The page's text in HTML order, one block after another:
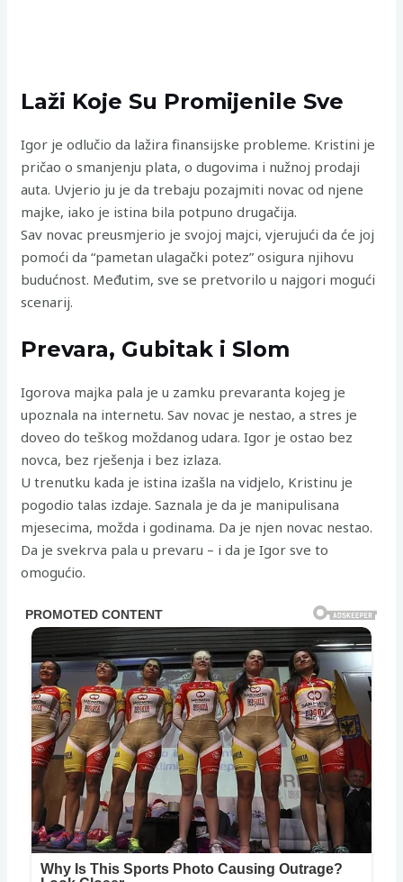
Laži Koje Su Promijenile Sve
Igor je odlučio da lažira finansijske probleme. Kristini je
pričao o smanjenju plata, o dugovima i nužnoj prodaji
auta. Uvjerio ju je da trebaju pozajmiti novac od njene
majke, iako je istina bila potpuno drugačija.
Sav novac preusmjerio je svojoj majci, vjerujući da će joj
pomoći da “pametan ulagački potez” osigura njihovu
budućnost. Međutim, sve se pretvorilo u najgori mogući
scenarij.
Prevara, Gubitak i Slom
Igorova majka pala je u zamku prevaranta kojeg je
upoznala na internetu. Sav novac je nestao, a stres je
doveo do teškog moždanog udara. Igor je ostao bez
novca, bez rješenja i bez izlaza.
U trenutku kada je istina izašla na vidjelo, Kristinu je
pogodio talas izdaje. Saznala je da je manipulisana
mjesecima, možda i godinama. Da je njen novac nestao.
Da je svekrva pala u prevaru – i da je Igor sve to
omogućio.